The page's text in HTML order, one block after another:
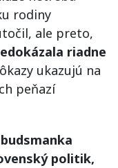
rodiny
ale preto,
riadne
ukazujú na
peňazí
politik,